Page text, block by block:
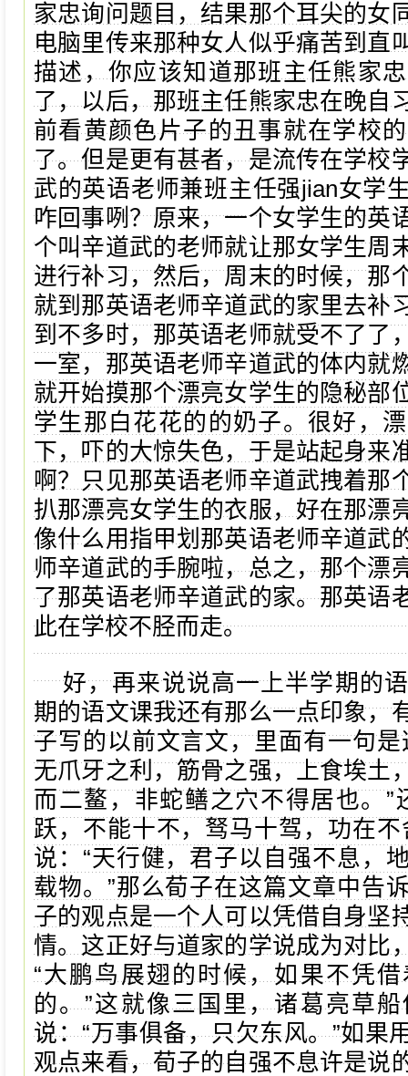
家忠询问题目，结果那个耳尖的女
电脑里传来那种女人似乎痛苦到直
描述，你应该知道那班主任熊家
了，以后，那班主任熊家忠在晚自
前看黄颜色片子的丑事就在学校
了。但是更有甚者，是流传在学校
武的英语老师兼班主任强jian女学
咋回事咧？原来，一个女学生的英
个叫辛道武的老师就让那女学生周
进行补习，然后，周末的时候，那
就到那英语老师辛道武的家里去补
到不多时，那英语老师就受不了了
一室，那英语老师辛道武的体内就
就开始摸那个漂亮女学生的隐秘部
学生那白花花的的奶子。很好，
下，吓的大惊失色，于是站起身来
啊？只见那英语老师辛道武拽着那
扒那漂亮女学生的衣服，好在那漂
像什么用指甲划那英语老师辛道武
师辛道武的手腕啦，总之，那个漂
了那英语老师辛道武的家。那英语
此在学校不胫而走。
好，再来说说高一上半学期的
期的语文课我还有那么一点印象，
子写的以前文言文，里面有一句是
无爪牙之利，筋骨之强，上食埃土
而二鳌，非蛇鳝之穴不得居也。”
跃，不能十不，驽马十驾，功在不
说：“天行健，君子以自强不息，
载物。”那么荀子在这篇文章中告
子的观点是一个人可以凭借自身坚
情。这正好与道家的学说成为对比
“大鹏鸟展翅的时候，如果不凭
的。”这就像三国里，诸葛亮草
说：“万事俱备，只欠东风。”如果
观点来看，荀子的自强不息许是说